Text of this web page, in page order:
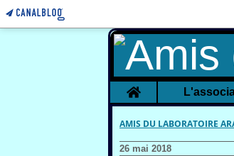
Home
AMIS DU LABORATOIRE
26 mai 2018